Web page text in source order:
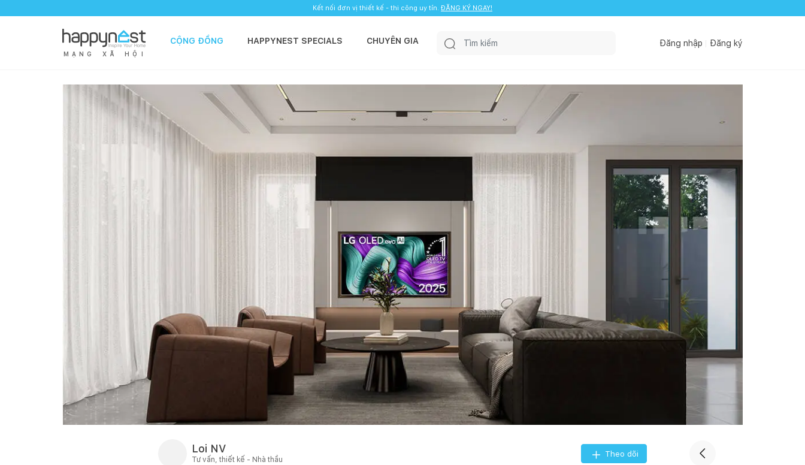
Kết nối đơn vị thiết kế - thi công uy tín. ĐĂNG KÝ NGAY!
M Ạ N G X Ã H Ộ I
CỘNG ĐỒNG HAPPYNEST SPECIALS CHUYÊN GIA Đăng nhập Đăng ký
Loi NV
Tư vấn, thiết kế - Nhà thầu
Theo dõi